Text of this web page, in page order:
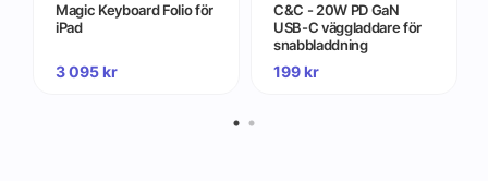
Magic Keyboard Folio för
iPad
3 095kr
C&C - 20W PD GaN
USB-C väggladdare för
snabbladdning
199kr